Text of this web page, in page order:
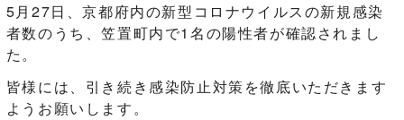
5月27日、京都府内の新型コロナウイルスの新規感染
者数のうち、笠置町内で1名の陽性者が確認されまし
た。
皆様には、引き続き感染防止対策を徹底いただきます
ようお願いします。